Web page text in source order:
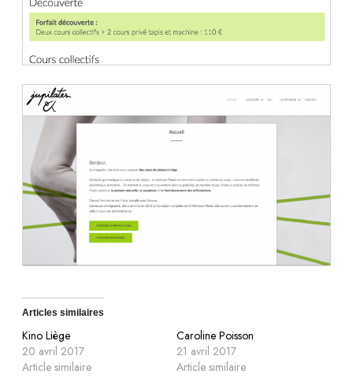
Articles similaires
Kino Liège
20 avril 2017
Article similaire
Caroline Poisson
21 avril 2017
Article similaire